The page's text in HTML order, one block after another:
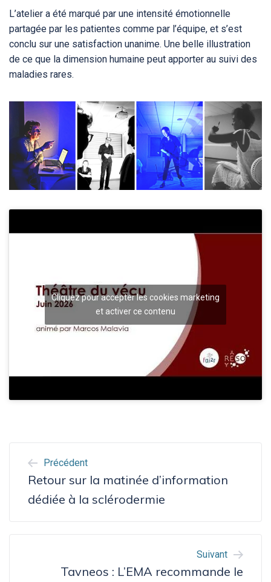
L’atelier a été marqué par une intensité émotionnelle
partagée par les patientes comme par l’équipe, et s’est
conclu sur une satisfaction unanime. Une belle illustration
de ce que la dimension humaine peut apporter au suivi des
maladies rares.
Cliquez pour accepter les cookies marketing
et activer ce contenu
L’ARTICLE
Précédent
Retour sur la matinée d’information
dédiée à la sclérodermie
Suivant
Tavneos : L’EMA recommande le